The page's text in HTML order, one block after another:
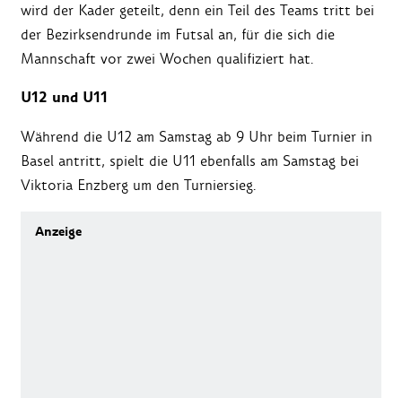
wird der Kader geteilt, denn ein Teil des Teams tritt bei
der Bezirksendrunde im Futsal an, für die sich die
Mannschaft vor zwei Wochen qualifiziert hat.
U12 und U11
Während die U12 am Samstag ab 9 Uhr beim Turnier in
Basel antritt, spielt die U11 ebenfalls am Samstag bei
Viktoria Enzberg um den Turniersieg.